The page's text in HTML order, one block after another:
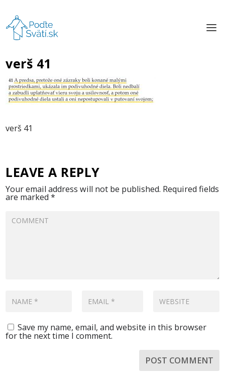
verš 41
verš 41
LEAVE A REPLY
Your email address will not be published. Required fields
are marked*
Save my name, email, and website in this browser
for the next time I comment.